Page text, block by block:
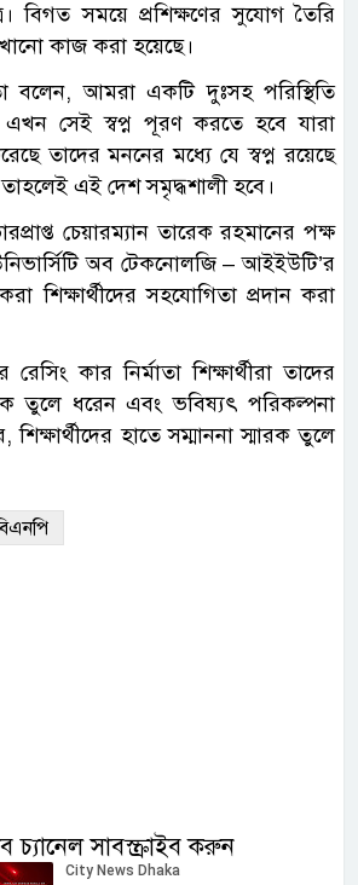
বিগত সময়ে প্রশিক্ষণের সুযোগ তৈরি
কাজ করা হয়েছে।
বলেন, আমরা একটি দুঃসহ পরিস্থিতি
সেই স্বপ্ন পূরণ করতে হবে যারা
তাদের মননের মধ্যে যে স্বপ্ন রয়েছে
তাহলেই এই দেশ সমৃদ্ধশালী হবে।
চেয়ারম্যান তারেক রহমানের পক্ষ
অব টেকনোলজি – আইইউটি’র
শিক্ষার্থীদের সহযোগিতা প্রদান করা
কার নির্মাতা শিক্ষার্থীরা তাদের
তুলে ধরেন এবং ভবিষ্যৎ পরিকল্পনা
শিক্ষার্থীদের হাতে সম্মাননা স্মারক তুলে
চ্যানেল সাবস্ক্রাইব করুন